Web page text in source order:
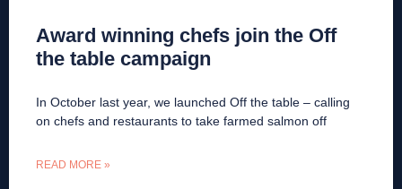
Award winning chefs join the Off
the table campaign
In October last year, we launched Off the table – calling
on chefs and restaurants to take farmed salmon off
READ MORE »